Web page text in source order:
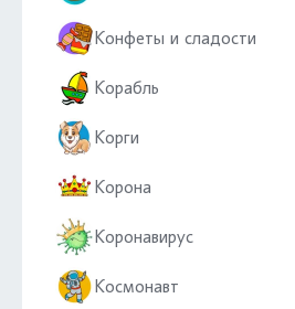
Конфеты и сладости
Корабль
Корги
Корона
Коронавирус
Космонавт